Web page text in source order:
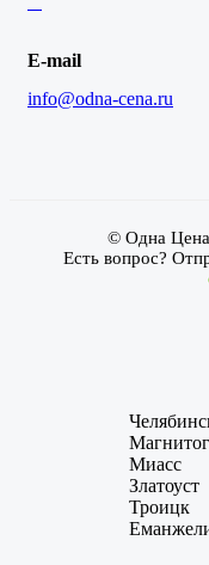
E-mail
info@odna-cena.ru
© Одна
Есть вопрос?
Миасс
Златоуст
Троицк